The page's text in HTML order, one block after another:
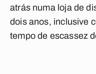
atrás numa loja de
dois anos, inclusive
tempo de escassez